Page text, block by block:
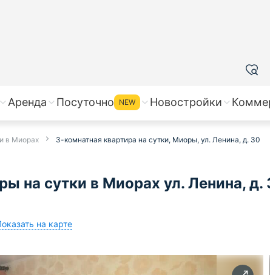
Аренда Посуточно NEW Новостройки
в Миорах 3-комнатная квартира на сутки, Миоры, ул. Ленина, д. 30
на сутки в Миорах ул. Ленина, д.
на карте